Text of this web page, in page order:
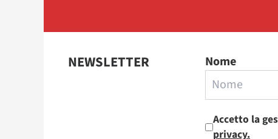
NEWSLETTER Nome
Accetto la
privacy.